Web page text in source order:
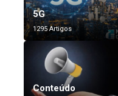
5G
1295 Artigos
Conteúdo